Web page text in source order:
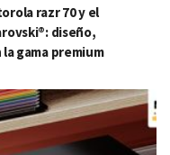
razr 70 y el
diseño,
gama premium